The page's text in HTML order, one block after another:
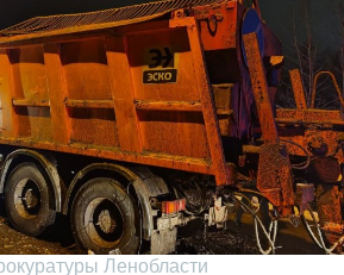
Ленобласти